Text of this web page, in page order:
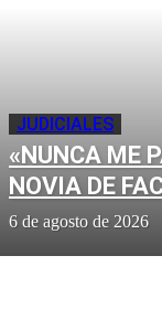
JUDICIALES
«NUNCA ME
NOVIA DE
6 de agosto de 2026